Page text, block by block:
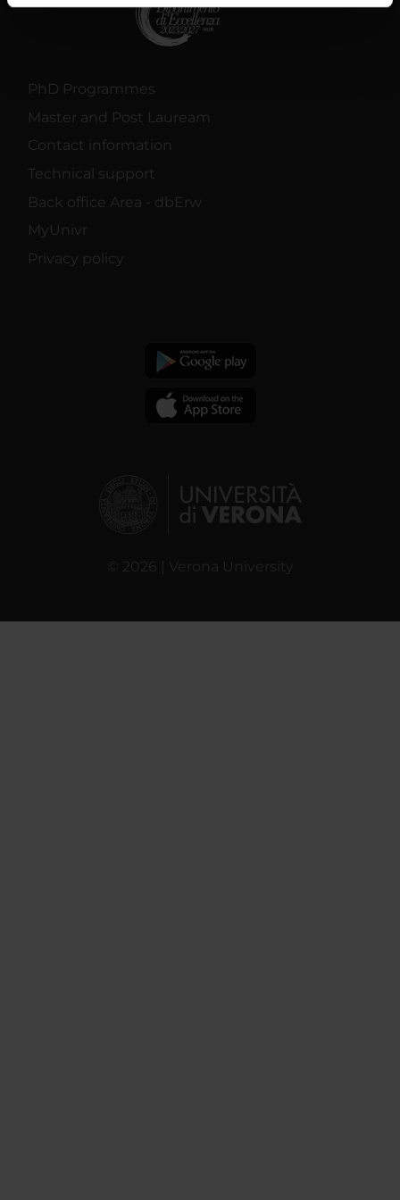
informazioni sul modo in cui utilizzi il nostro sito con i
nostri partner che si occupano di analisi dei dati web,
raccolto dal tuo utilizzo dei loro servizi.
PhD Programmes
Master and Post Lauream
Contact information
Technical support
Back office Area - dbErw
MyUnivr
Privacy policy
© 2026 | Verona University